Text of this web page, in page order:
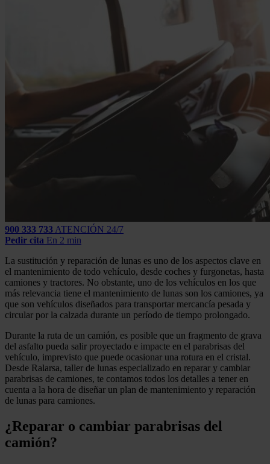
900 333 733 ATENCIÓN 24/7
Pedir cita En 2 min
La sustitución y reparación de lunas es uno de los aspectos clave en
el mantenimiento de todo vehículo, desde coches y furgonetas, hasta
camiones y tractores. No obstante, uno de los vehículos en los que
más relevancia tiene el mantenimiento de lunas son los camiones, ya
que son vehículos diseñados para transportar mercancía pesada y
circular por la calzada durante un período de tiempo prolongado.
Durante la ruta de un camión, es posible que un fragmento de grava
del asfalto pueda salir proyectado e impacte en el parabrisas del
vehículo, imprevisto que puede ocasionar una rotura en el cristal.
Desde Ralarsa, taller de lunas especializado en reparar y cambiar
parabrisas de camiones, te contamos todos los detalles a tener en
cuenta a la hora de diseñar un plan de mantenimiento y reparación
de lunas para camiones.
¿Reparar o cambiar parabrisas del
camión?